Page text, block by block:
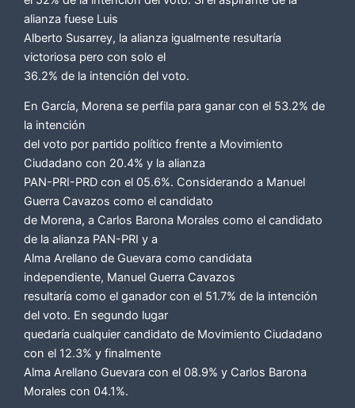
alianza fuese Luis
Alberto Susarrey, la alianza igualmente resultaría
victoriosa pero con solo el
36.2% de la intención del voto.
En García, Morena se perfila para ganar con el 53.2% de
la intención
del voto por partido político frente a Movimiento
Ciudadano con 20.4% y la alianza
PAN-PRI-PRD con el 05.6%. Considerando a Manuel
Guerra Cavazos como el candidato
de Morena, a Carlos Barona Morales como el candidato
de la alianza PAN-PRI y a
Alma Arellano de Guevara como candidata
independiente, Manuel Guerra Cavazos
resultaría como el ganador con el 51.7% de la intención
del voto. En segundo lugar
quedaría cualquier candidato de Movimiento Ciudadano
con el 12.3% y finalmente
Alma Arellano Guevara con el 08.9% y Carlos Barona
Morales con 04.1%.